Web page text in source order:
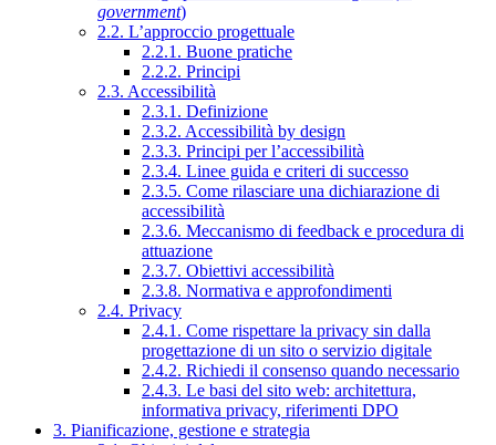
government)
2.2. L’approccio progettuale
2.2.1. Buone pratiche
2.2.2. Principi
2.3. Accessibilità
2.3.1. Definizione
2.3.2. Accessibilità by design
2.3.3. Principi per l’accessibilità
2.3.4. Linee guida e criteri di successo
2.3.5. Come rilasciare una dichiarazione di
accessibilità
2.3.6. Meccanismo di feedback e procedura di
attuazione
2.3.7. Obiettivi accessibilità
2.3.8. Normativa e approfondimenti
2.4. Privacy
2.4.1. Come rispettare la privacy sin dalla
progettazione di un sito o servizio digitale
2.4.2. Richiedi il consenso quando necessario
2.4.3. Le basi del sito web: architettura,
informativa privacy, riferimenti DPO
3. Pianificazione, gestione e strategia